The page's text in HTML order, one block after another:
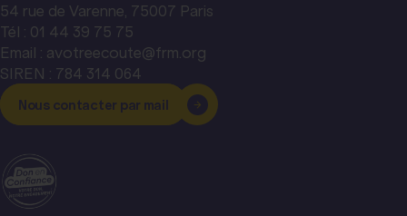
54 rue de Varenne, 75007 Paris
Tél : 01 44 39 75 75
Email : avotreecoute@frm.org
SIREN : 784 314 064
Nous contacter par mail